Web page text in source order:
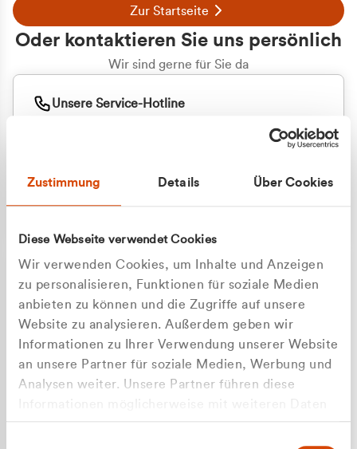
Zustimmung Details Über Cookies
Diese Webseite verwendet Cookies
Wir verwenden Cookies, um Inhalte und Anzeigen
zu personalisieren, Funktionen für soziale Medien
anbieten zu können und die Zugriffe auf unsere
Website zu analysieren. Außerdem geben wir
Informationen zu Ihrer Verwendung unserer Website
an unsere Partner für soziale Medien, Werbung und
Analysen weiter. Unsere Partner führen diese
Zur Startseite
Oder kontaktieren Sie uns persönlich
Wir sind gerne für Sie da
Unsere Service-Hotline
+49 177 8376058
Apilash Balanesan